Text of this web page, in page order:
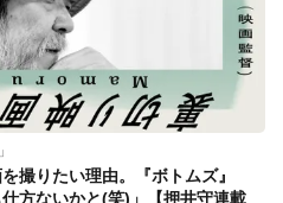
撮りたい理由。『ボトムズ』
方ないかと(笑)」【押井守連載